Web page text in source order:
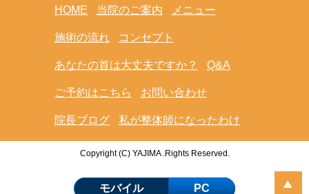
HOME 当院のご案内 メニュー
施術の流れ コンセプト
あなたの首は大丈夫ですか？ Q&A
ご予約はこちら お問い合わせ
院長ブログ 私が整体師になったわけ
Copyright (C) YAJIMA .Rights Reserved.
モバイル PC